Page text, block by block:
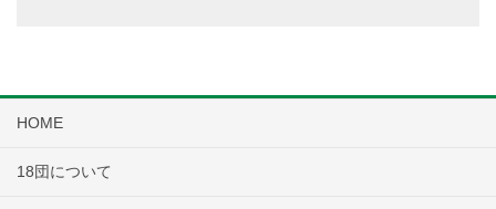
HOME
18団について